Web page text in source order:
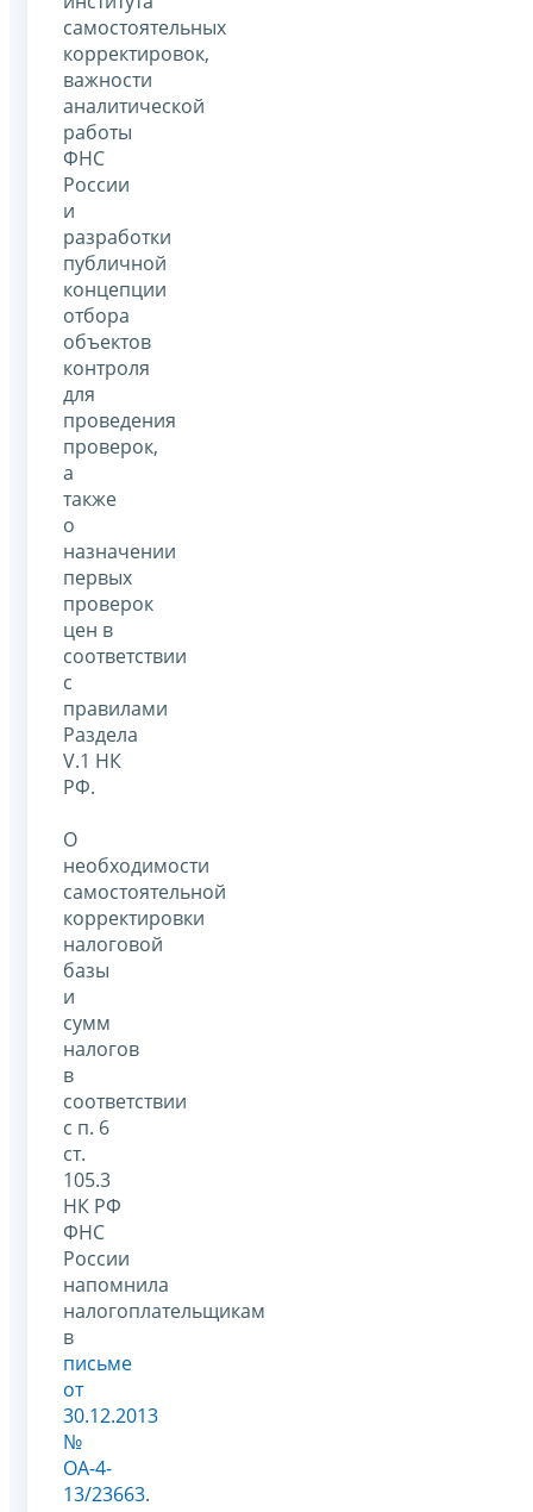
самостоятельных
корректировок,
важности
аналитической
работы
ФНС
России
и
разработки
публичной
концепции
отбора
объектов
контроля
для
проведения
проверок,
а
также
о
назначении
первых
проверок
цен в
соответствии
с
правилами
Раздела
V.1 НК
РФ.
О
необходимости
самостоятельной
корректировки
налоговой
базы
и
сумм
налогов
в
соответствии
с п. 6
ст.
105.3
НК РФ
ФНС
России
напомнила
налогоплательщикам
в
письме
от
30.12.2013
№
ОА-4-
13/23663.